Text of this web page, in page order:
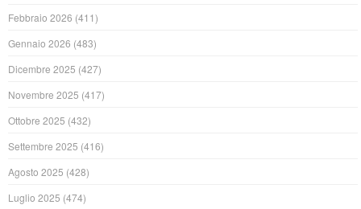
Febbraio 2026 (411)
Gennaio 2026 (483)
Dicembre 2025 (427)
Novembre 2025 (417)
Ottobre 2025 (432)
Settembre 2025 (416)
Agosto 2025 (428)
Luglio 2025 (474)